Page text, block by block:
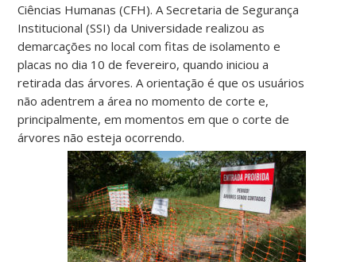
Ciências Humanas (CFH). A Secretaria de Segurança
Institucional (SSI) da Universidade realizou as
demarcações no local com fitas de isolamento e
placas no dia 10 de fevereiro, quando iniciou a
retirada das árvores. A orientação é que os usuários
não adentrem a área no momento de corte e,
principalmente, em momentos em que o corte de
árvores não esteja ocorrendo.